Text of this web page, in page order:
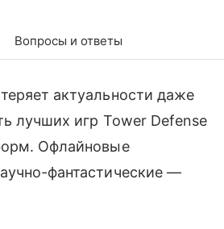
Вопросы и ответы
актуальности даже
лучших игр Tower Defense
Офлайновые
фантастические —